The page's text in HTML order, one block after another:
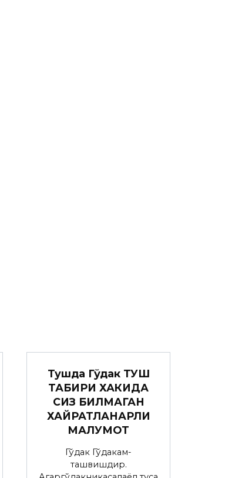
Тушда Гўдак ТУШ
ТАБИРИ ХАКИДА
СИЗ БИЛМАГАН
ХАЙРАТЛАНАРЛИ
МАЛУМОТ
Гўдак Гўдакғам-
ташвишдир.